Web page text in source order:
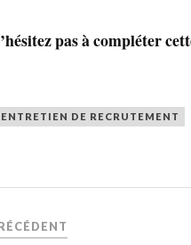
pas à compléter
ENTRETIEN DE RECRUTEMENT